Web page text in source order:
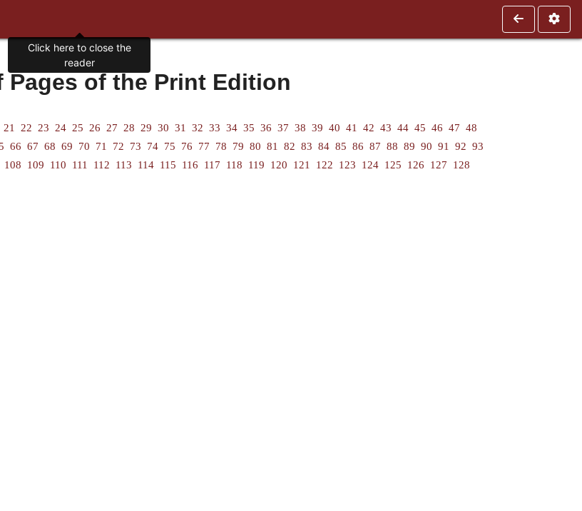
Pages of the Print Edition
21 22 23 24 25 26 27 28 29 30 31 32 33 34 35 36 37 38 39 40 41 42 43 44 45 46 47 48
66 67 68 69 70 71 72 73 74 75 76 77 78 79 80 81 82 83 84 85 86 87 88 89 90 91 92 93
108 109 110 111 112 113 114 115 116 117 118 119 120 121 122 123 124 125 126 127 128
Click here to close the
reader